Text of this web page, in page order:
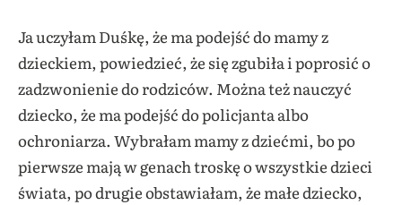
Ja uczyłam Duśkę, że ma podejść do mamy z
dzieckiem, powiedzieć, że się zgubiła i poprosić o
zadzwonienie do rodziców. Można też nauczyć
dziecko, że ma podejść do policjanta albo
ochroniarza. Wybrałam mamy z dziećmi, bo po
pierwsze mają w genach troskę o wszystkie dzieci
świata, po drugie obstawiałam, że małe dziecko,